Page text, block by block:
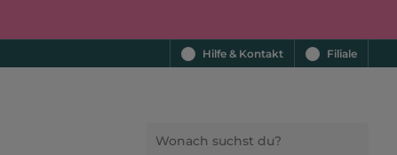
Hilfe & Kontakt Filiale